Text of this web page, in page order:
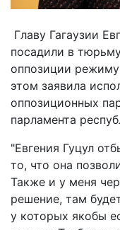
Главу Гагаузии
посадили в
оппозиции
этом заявила
оппозиционных
парламента
"Евгения Гуцул
то, что она
Также и у меня
решение, там
у которых якобы